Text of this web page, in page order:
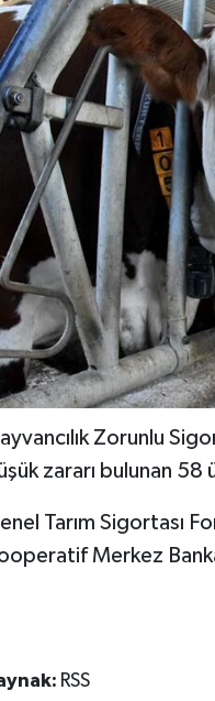
Zorunlu
zararı bulunan
Tarım Sigortası
Merkez
RSS